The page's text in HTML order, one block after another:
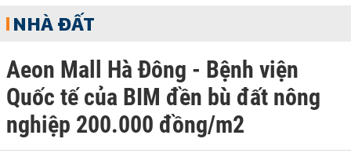
NHÀ ĐẤT
Aeon Mall Hà Đông - Bệnh viện
Quốc tế của BIM đền bù đất nông
nghiệp 200.000 đồng/m2